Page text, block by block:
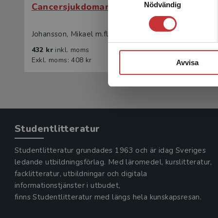
Nödvändig
Avvisa
Cancersjukdomar
Johansson, Mikael m.fl. (red.)
432 kr inkl. moms
Exkl. moms: 408 kr
285 kr
Exkl.
Studentlitteratur
Studentlitteratur grundades 1963 och är idag Sveriges
ledande utbildningsförlag. Med läromedel, kurslitteratur,
facklitteratur, utbildningar och digitala
informationstjänster i utbudet,
finns Studentlitteratur med längs hela kunskapsresan.